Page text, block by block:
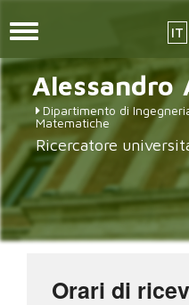
Salta
contenuto
principale
IT
Toggle
placeholder-
Alessandro
Dipartimento di
Matematiche
Ricercatore
Orari di